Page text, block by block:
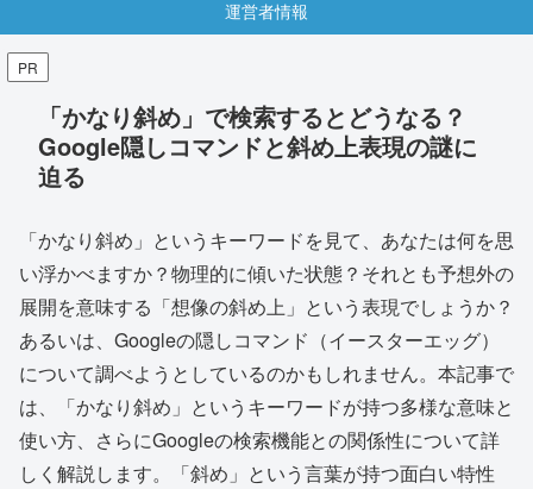
運営者情報
PR
「かなり斜め」で検索するとどうなる？
Google隠しコマンドと斜め上表現の謎に
迫る
「かなり斜め」というキーワードを見て、あなたは何を思
い浮かべますか？物理的に傾いた状態？それとも予想外の
展開を意味する「想像の斜め上」という表現でしょうか？
あるいは、Googleの隠しコマンド（イースターエッグ）
について調べようとしているのかもしれません。本記事で
は、「かなり斜め」というキーワードが持つ多様な意味と
使い方、さらにGoogleの検索機能との関係性について詳
しく解説します。「斜め」という言葉が持つ面白い特性